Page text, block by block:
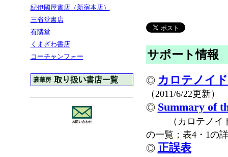
紀伊國屋書店（新宿本店）
三省堂書店
有隣堂
くまざわ書店
コーチャンフォー
サポート情報
◎ カロテノイ
（2011/6/22更新）
◎ Summary of
（カロテノ
の一覧；表4・1の
◎ 正誤表